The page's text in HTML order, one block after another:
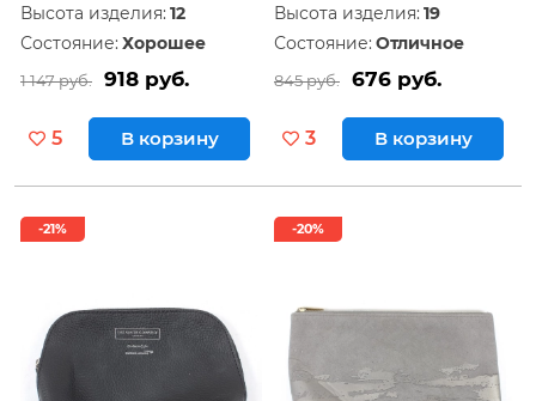
Высота изделия: 12
Состояние: Хорошее
1 147 руб. 918 руб.
5 В корзину
Высота изделия: 19
Состояние: Отличное
845 руб. 676 руб.
3 В корзину
-21% -20%